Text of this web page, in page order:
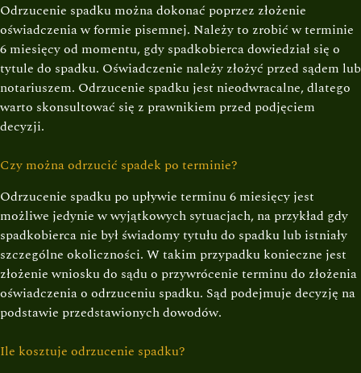
Odrzucenie spadku można dokonać poprzez złożenie
oświadczenia w formie pisemnej. Należy to zrobić w terminie
6 miesięcy od momentu, gdy spadkobierca dowiedział się o
tytule do spadku. Oświadczenie należy złożyć przed sądem lub
notariuszem. Odrzucenie spadku jest nieodwracalne, dlatego
warto skonsultować się z prawnikiem przed podjęciem
decyzji.
Czy można odrzucić spadek po terminie?
Odrzucenie spadku po upływie terminu 6 miesięcy jest
możliwe jedynie w wyjątkowych sytuacjach, na przykład gdy
spadkobierca nie był świadomy tytułu do spadku lub istniały
szczególne okoliczności. W takim przypadku konieczne jest
złożenie wniosku do sądu o przywrócenie terminu do złożenia
oświadczenia o odrzuceniu spadku. Sąd podejmuje decyzję na
podstawie przedstawionych dowodów.
Ile kosztuje odrzucenie spadku?